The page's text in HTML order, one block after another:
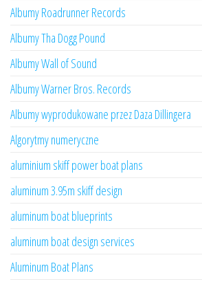
Albumy Roadrunner Records
Albumy Tha Dogg Pound
Albumy Wall of Sound
Albumy Warner Bros. Records
Albumy wyprodukowane przez Daza Dillingera
Algorytmy numeryczne
aluminium skiff power boat plans
aluminum 3.95m skiff design
aluminum boat blueprints
aluminum boat design services
Aluminum Boat Plans